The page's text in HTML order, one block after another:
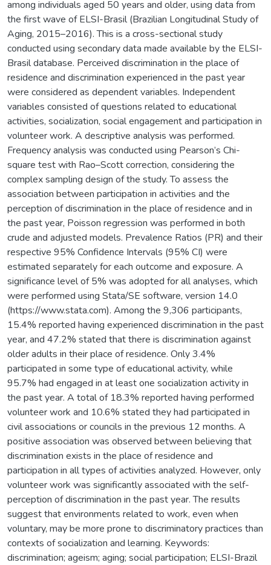
among individuals aged 50 years and older, using data from
the first wave of ELSI-Brasil (Brazilian Longitudinal Study of
Aging, 2015–2016). This is a cross-sectional study
conducted using secondary data made available by the ELSI-
Brasil database. Perceived discrimination in the place of
residence and discrimination experienced in the past year
were considered as dependent variables. Independent
variables consisted of questions related to educational
activities, socialization, social engagement and participation in
volunteer work. A descriptive analysis was performed.
Frequency analysis was conducted using Pearson’s Chi-
square test with Rao–Scott correction, considering the
complex sampling design of the study. To assess the
association between participation in activities and the
perception of discrimination in the place of residence and in
the past year, Poisson regression was performed in both
crude and adjusted models. Prevalence Ratios (PR) and their
respective 95% Confidence Intervals (95% CI) were
estimated separately for each outcome and exposure. A
significance level of 5% was adopted for all analyses, which
were performed using Stata/SE software, version 14.0
(https://www.stata.com). Among the 9,306 participants,
15.4% reported having experienced discrimination in the past
year, and 47.2% stated that there is discrimination against
older adults in their place of residence. Only 3.4%
participated in some type of educational activity, while
95.7% had engaged in at least one socialization activity in
the past year. A total of 18.3% reported having performed
volunteer work and 10.6% stated they had participated in
civil associations or councils in the previous 12 months. A
positive association was observed between believing that
discrimination exists in the place of residence and
participation in all types of activities analyzed. However, only
volunteer work was significantly associated with the self-
perception of discrimination in the past year. The results
suggest that environments related to work, even when
voluntary, may be more prone to discriminatory practices than
contexts of socialization and learning. Keywords:
discrimination; ageism; aging; social participation; ELSI-Brazil